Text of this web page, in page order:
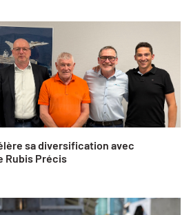
sa diversification avec
Rubis Précis